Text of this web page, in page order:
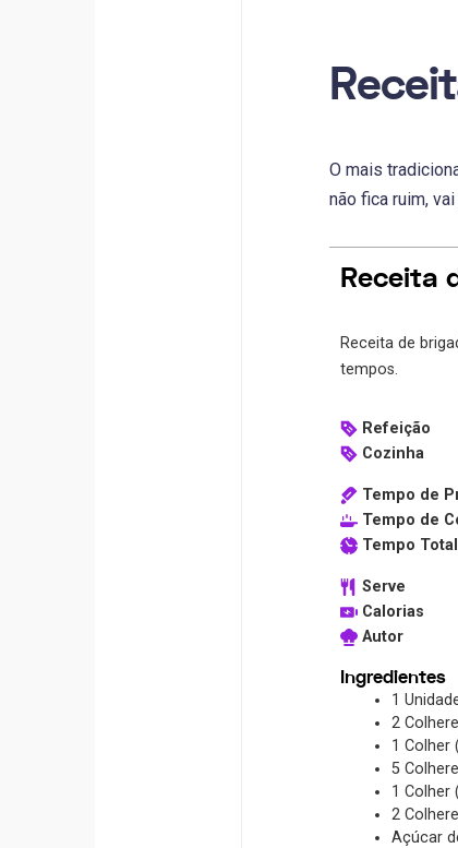
O mais
não fica ruim,
Receita
Receita de
tempos.
Refeição
Cozinha
Tempo de
Tempo de
Tempo Total
Serve
Calorias
Autor
Ingredientes
1
2
1 Colher
5
1 Colher
2
Açúcar